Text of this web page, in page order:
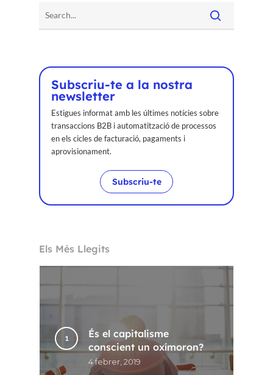
Subscriu-te a la nostra
newsletter
Estigues informat amb les últimes notícies sobre
transaccions B2B i automatització de processos
en els cicles de facturació, pagaments i
aprovisionament.
Subscriu-te
Els Més Llegits
És el capitalisme
conscient un oxímoron?
4 febrer, 2019